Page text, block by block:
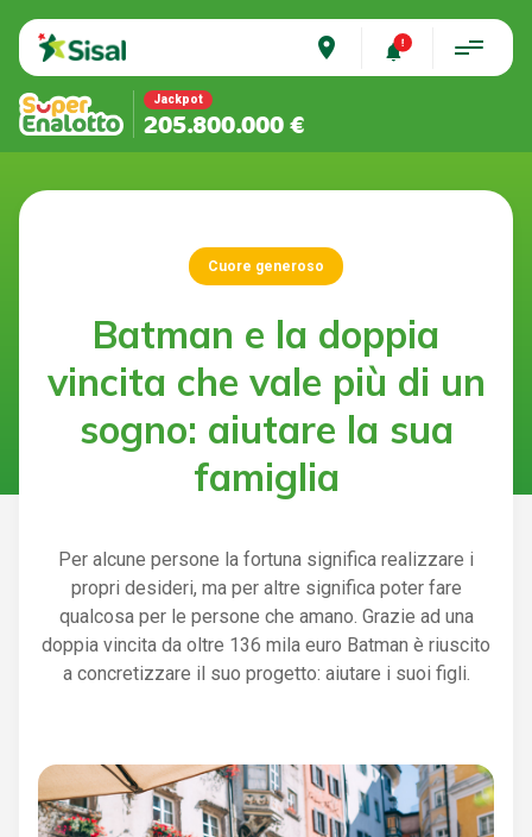
place
Jackpot
205.800.000 €
Cuore generoso
Batman e la doppia
vincita che vale più di un
sogno: aiutare la sua
famiglia
Per alcune persone la fortuna significa realizzare i
propri desideri, ma per altre significa poter fare
qualcosa per le persone che amano. Grazie ad una
doppia vincita da oltre 136 mila euro Batman è riuscito
a concretizzare il suo progetto: aiutare i suoi figli.